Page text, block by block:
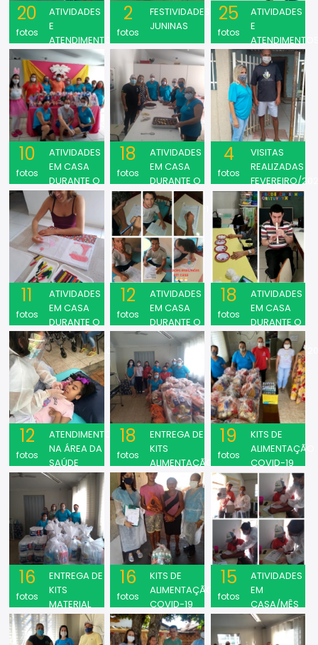
20
fotos
ATIVIDADES
E
ATENDIMENTOS
REALIZADOS
DURATE O
MÊS DE
JUNHO/2021
2
fotos
FESTIVIDADES
JUNINAS
25
fotos
ATIVIDADES
E
REALIZADOS
DURANTE O
MÊS DE
MAIO/2021
10
fotos
ATIVIDADES
EM CASA
DURANTE O
MÊS DE
ABRIL/2021
18
fotos
ATIVIDADES
EM CASA
DURANTE O
MÊS DE
MARÇO/2021
4
fotos
VISITAS
REALIZADAS
FEVEREIRO/
11
fotos
ATIVIDADES
EM CASA
DURANTE O
MÊS DE
FEVEREIRO/2021
12
fotos
ATIVIDADES
EM CASA
DURANTE O
MÊS DE
OUTUBRO
2020
18
fotos
ATIVIDADES
EM CASA
DURANTE O
MÊS DE
NOVEMBRO/
12
fotos
ATENDIMENTOS
NA ÁREA DA
SAÚDE
18
fotos
ENTREGA DE
KITS
ALIMENTAÇÃO
DE
NOVEMBRO
19
fotos
KITS DE
ALIMENTAÇÃO
COVID-19
OUTUBRO
16
fotos
ENTREGA DE
KITS
MATERIAL
DE LIMPEZA
E HIGIENE
16
fotos
KITS DE
ALIMENTAÇÃO
COVID-19
SETEMBRO
15
fotos
ATIVIDADES
EM
CASA/MÊS
DE
SETEMBRO